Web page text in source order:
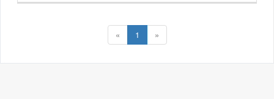
« 1 »